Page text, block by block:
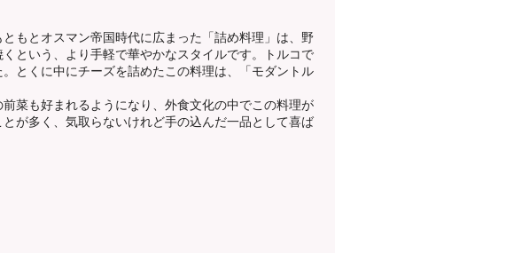
もとオスマン帝国時代に広まった「詰め料理」は、野
という、より手軽で華やかなスタイルです。
トルコで
とくに中にチーズを詰めたこの料理は、「モダントル
菜も好まれるようになり、外食文化の中でこの料理が
が多く、気取らないけれど手の込んだ一品として喜ば